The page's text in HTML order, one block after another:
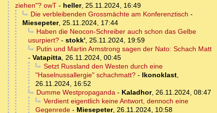
ziehen"? owT - heller, 25.11.2024, 16:49
Die verbleibenden Grossmächte am Konferenztisch -
Miesepeter, 25.11.2024, 17:44
Haben die Neocon-Schreiber auch schon das Gelbe
usurpiert? - stokk', 25.11.2024, 19:59
Putin und Martin Armstrong sagen der Nato: Schach Matt
- Vatapitta, 26.11.2024, 00:45
Setzt Russland den Westen durch eine
"Haselnussallergie" schachmatt? - Ikonoklast,
26.11.2024, 16:52
Dumme Westpropaganda- Kaladhor, 26.11.2024, 08:47
Verdient eigentlich keine Antwort, dennoch eine
Gegenrede - Miesepeter, 26.11.2024, 10:58